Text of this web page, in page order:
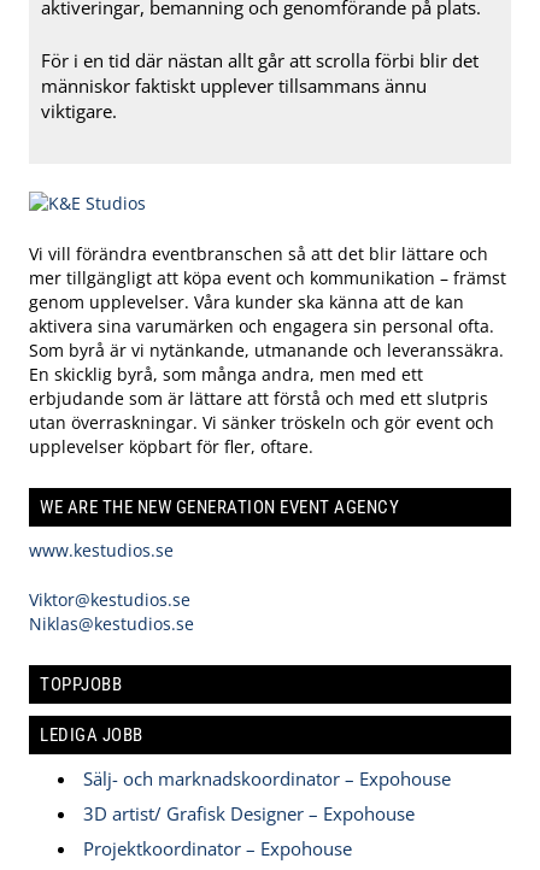
aktiveringar, bemanning och genomförande på plats.
För i en tid där nästan allt går att scrolla förbi blir det
människor faktiskt upplever tillsammans ännu
viktigare.
Vi vill förändra eventbranschen så att det blir lättare och
mer tillgängligt att köpa event och kommunikation – främst
genom upplevelser. Våra kunder ska känna att de kan
aktivera sina varumärken och engagera sin personal ofta.
Som byrå är vi nytänkande, utmanande och leveranssäkra.
En skicklig byrå, som många andra, men med ett
erbjudande som är lättare att förstå och med ett slutpris
utan överraskningar. Vi sänker tröskeln och gör event och
upplevelser köpbart för fler, oftare.
WE ARE THE NEW GENERATION EVENT AGENCY
www.kestudios.se
Viktor@kestudios.se
Niklas@kestudios.se
TOPPJOBB
LEDIGA JOBB
Sälj- och marknadskoordinator – Expohouse
3D artist/ Grafisk Designer – Expohouse
Projektkoordinator – Expohouse